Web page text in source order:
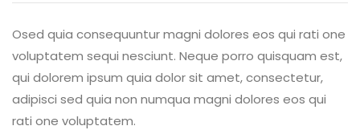
Osed quia consequuntur magni dolores eos qui rati one
voluptatem sequi nesciunt. Neque porro quisquam est,
qui dolorem ipsum quia dolor sit amet, consectetur,
adipisci sed quia non numqua magni dolores eos qui
rati one voluptatem.